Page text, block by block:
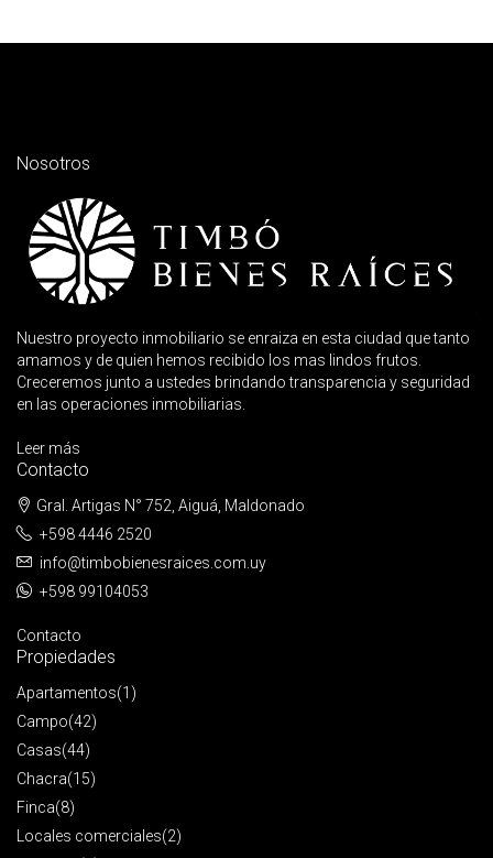
Nosotros
Nuestro proyecto inmobiliario se enraiza en esta ciudad que tanto
amamos y de quien hemos recibido los mas lindos frutos.
Creceremos junto a ustedes brindando transparencia y seguridad
en las operaciones inmobiliarias.
Leer más
Contacto
Gral. Artigas N° 752, Aiguá, Maldonado
+598 4446 2520
info@timbobienesraices.com.uy
+598 99104053
Contacto
Propiedades
Apartamentos(1)
Campo(42)
Casas(44)
Chacra(15)
Finca(8)
Locales comerciales(2)